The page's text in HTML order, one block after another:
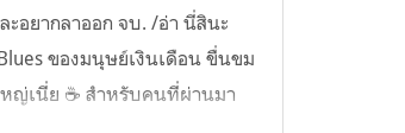
ะอยากลาออก จบ. /อ่า นี่สินะ
ของมนุษย์เงินเดือน ขื่นขม
หญ่เนี่ย ☕️ สำหรับคนที่ผ่านมา